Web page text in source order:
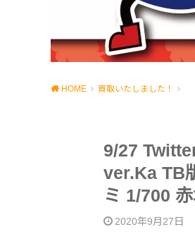
HOME 買取いたしました！
9/27
ver.Ka TB
ミ 1/700
2020年9月27日